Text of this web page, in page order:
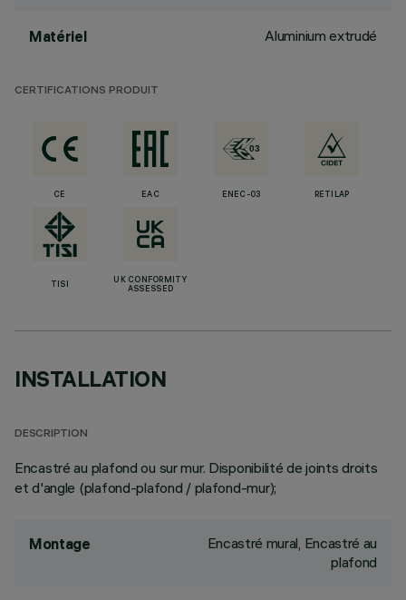
Matériel Aluminium extrudé
CERTIFICATIONS PRODUIT
CE EAC ENEC-03 RETILAP
TISI
UK CONFORMITY
ASSESSED
INSTALLATION
DESCRIPTION
Encastré au plafond ou sur mur. Disponibilité de joints droits
et d'angle (plafond-plafond / plafond-mur);
Montage
Encastré mural, Encastré au
plafond